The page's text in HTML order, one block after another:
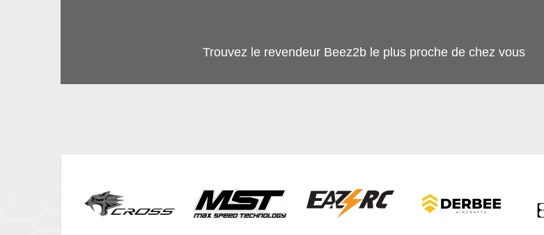
Trouvez le revendeur Beez2b le plus proche de chez vous